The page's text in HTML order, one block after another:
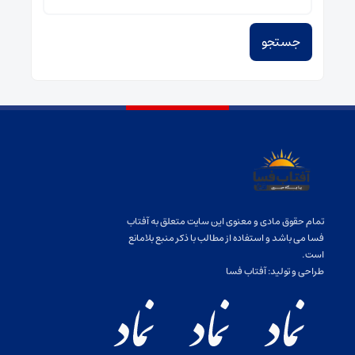
تمام حقوق مادی و معنوی این سایت متعلق به آفتاب
فسا می باشد و استفاده از مطالب با ذکر منبع بلامانع
است.
طراحی و تولید:آفتاب فسا